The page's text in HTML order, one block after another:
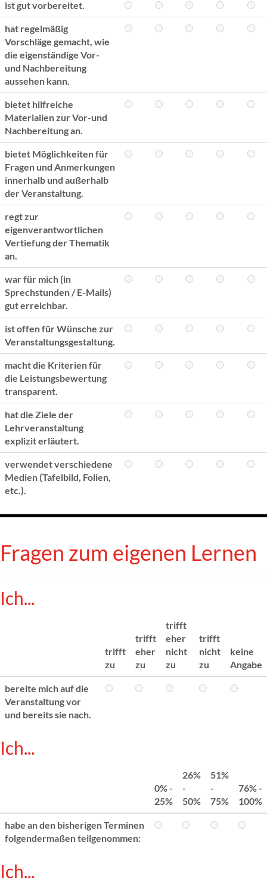
ist gut vorbereitet.
hat regelmäßig
Vorschläge gemacht, wie
die eigenständige Vor-
und Nachbereitung
aussehen kann.
bietet hilfreiche
Materialien zur Vor-und
Nachbereitung an.
bietet Möglichkeiten für
Fragen und Anmerkungen
innerhalb und außerhalb
der Veranstaltung.
regt zur
eigenverantwortlichen
Vertiefung der Thematik
an.
war für mich (in
Sprechstunden / E-Mails)
gut erreichbar.
ist offen für Wünsche zur
Veranstaltungsgestaltung.
macht die Kriterien für
die Leistungsbewertung
transparent.
hat die Ziele der
Lehrveranstaltung
explizit erläutert.
verwendet verschiedene
Medien (Tafelbild, Folien,
etc.).
Fragen zum eigenen Lernen
Ich...
trifft
zu
trifft
eher
zu
trifft
eher
nicht
zu
trifft
nicht
zu
keine
Angabe
bereite mich auf die
Veranstaltung vor
und bereits sie nach.
Ich...
0% -
25%
26%
-
50%
51%
-
75%
76% -
100%
habe an den bisherigen Terminen
folgendermaßen teilgenommen:
Ich...